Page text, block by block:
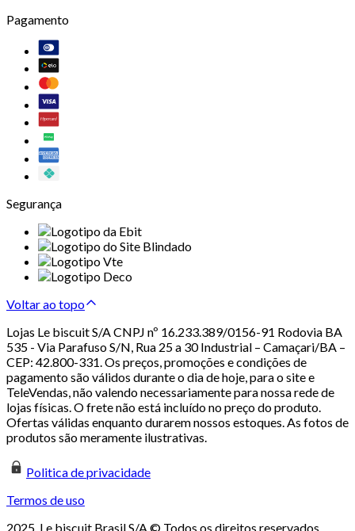
Pagamento
Segurança
Voltar ao topo
Lojas Le biscuit S/A CNPJ nº 16.233.389/0156-91 Rodovia BA
535 - Via Parafuso S/N, Rua 25 a 30 Industrial – Camaçari/BA –
CEP: 42.800-331. Os preços, promoções e condições de
pagamento são válidos durante o dia de hoje, para o site e
TeleVendas, não valendo necessariamente para nossa rede de
lojas físicas. O frete não está incluído no preço do produto.
Ofertas válidas enquanto durarem nossos estoques. As fotos de
produtos são meramente ilustrativas.
Politica de privacidade
Termos de uso
2025. Le biscuit Brasil S/A © Todos os direitos reservados